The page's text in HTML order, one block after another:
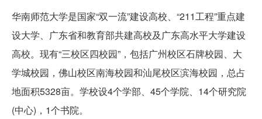
华南师范大学是国家“双一流”建设高校、“211工程”重点建
设大学、广东省和教育部共建高校及广东高水平大学建设
高校。现有“三校区四校园”，包括广州校区石牌校园、大
学城校园，佛山校区南海校园和汕尾校区滨海校园，总占
地面积5328亩。学校设4个学部、45个学院、14个研究院
(中心)，1个书院。